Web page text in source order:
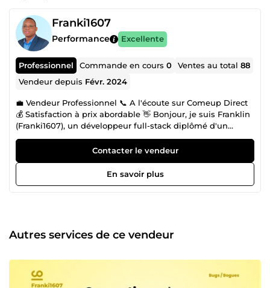
Franki1607
Performance Excellente
Professionnel Commande en cours0 Ventes au total88
Vendeur depuis Févr. 2024
💼 Vendeur Professionnel 📞 A l'écoute sur Comeup Direct
💰 Satisfaction à prix abordable 👋 Bonjour, je suis Franklin
(Franki1607), un développeur full-stack diplômé d'un
master professionnel en Génie Logiciel et passionné par la
technologie et le développement. Fort d'une expérience
solide de plus de 5 ans dans le domaine du
développement web, mobile et desktop, ainsi que d'une
expertise pointue en CMS tels que WordPress, je me
moteurs de recherche. 🚀 💪 Je m'engage à fournir des
solutions modulaires et personnalisées pour répondre à
création d'un site clé-en-main, avec une approche centrée
Contacter le vendeur
En savoir plus
Autres services de ce vendeur